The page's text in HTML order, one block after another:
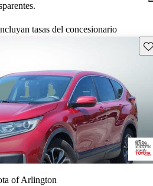
tasas del concesionario
of Arlington